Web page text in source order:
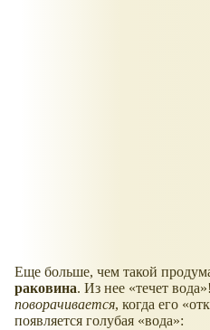
Еще больше, чем такой
раковина. Из нее течет вода
поворачивается, когда его
появляется голубая
вода :